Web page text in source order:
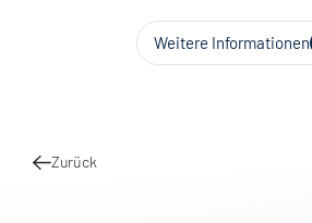
Weitere Informationen
Zurück